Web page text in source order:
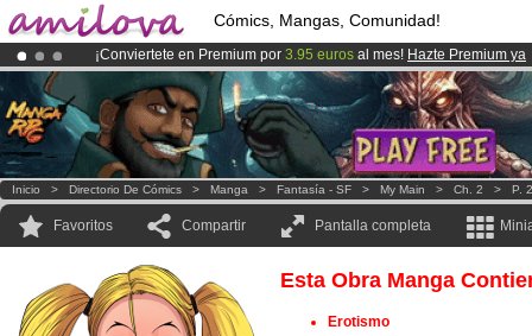
Cómics, Mangas, Comunidad!
¡Conviertete en Premium por 3.95 euros al mes! Hazte Premium ya
¡Ya tenemos 134393miembrosy 1208Cómics y Mangas!.
El Kickstarter Amilova está desormado lanzado!.
Inicio > Directorio De Cómics > Manga > Fantasía - SF > My Main > Ch. 2 > P. 2
Favoritos Compartir Pantalla completa
Esta Obra Manga
Erotismo